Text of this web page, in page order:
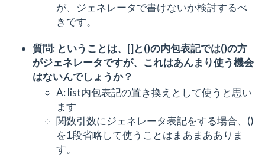
が、ジェネレータで書けないか検討するべ
きです。
質問: ということは、[]と()の内包表記では()の方
がジェネレータですが、これはあんまり使う機会
はないんでしょうか？
A: list内包表記の置き換えとして使うと思い
ます
関数引数にジェネレータ表記をする場合、()
を1段省略して使うことはまあまあありま
す。